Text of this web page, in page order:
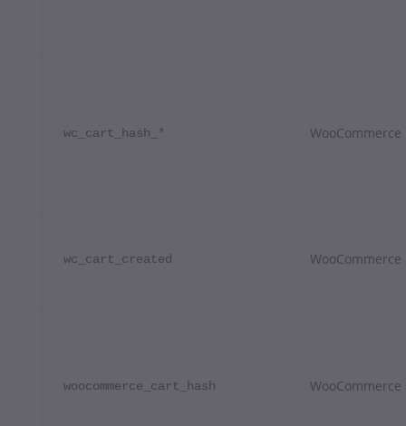
wc_cart_hash_* WooCommerce
wc_cart_created WooCommerce
woocommerce_cart_hash WooCommerce